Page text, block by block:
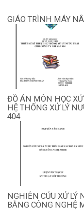
GIÁO TRÌNH MÁY
ĐỒ ÁN MÔN HỌC
HỆ THỐNG XỬ LÝ
404
NGHIÊN CỨU XỬ LÝ
BẰNG CÔNG NGHỆ